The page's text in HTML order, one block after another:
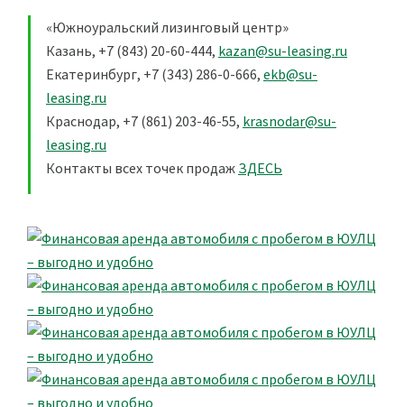
«Южноуральский лизинговый центр»
Казань, +7 (843) 20-60-444, kazan@su-leasing.ru
Екатеринбург, +7 (343) 286-0-666, ekb@su-
leasing.ru
Краснодар, +7 (861) 203-46-55, krasnodar@su-
leasing.ru
Контакты всех точек продаж ЗДЕСЬ